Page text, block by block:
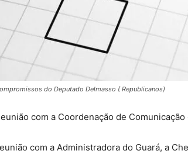
do Deputado Delmasso ( Republicanos)
com a Coordenação de Comunicação
com a Administradora do Guará, a